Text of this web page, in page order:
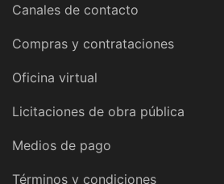
Canales de contacto
Compras y contrataciones
Oficina virtual
Licitaciones de obra pública
Medios de pago
Términos y condiciones